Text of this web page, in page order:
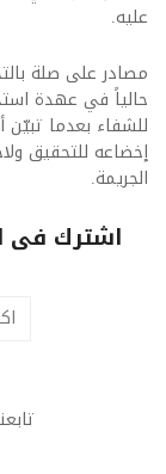
عليه.
مصادر على صلة
حالياً في عهدة
للشفاء بعدما تبيّن
إخضاعه للتحقيق
الجريمة.
اشترك فى